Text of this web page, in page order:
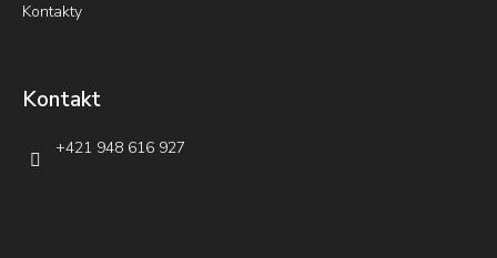
Kontakty
Kontakt
+421 948 616 927